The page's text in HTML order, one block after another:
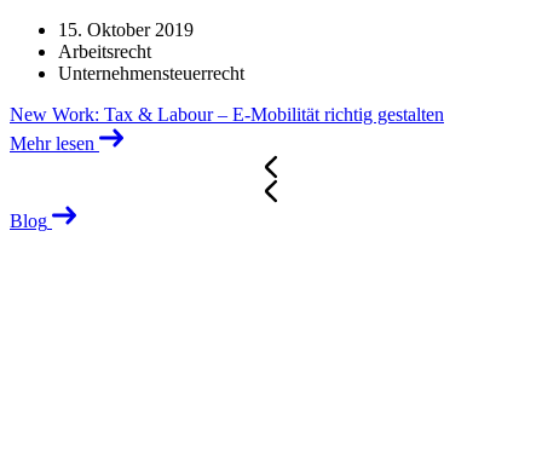
15. Oktober 2019
Arbeitsrecht
Unternehmensteuerrecht
New Work: Tax & Labour – E-Mobilität richtig gestalten
Mehr lesen
Blog